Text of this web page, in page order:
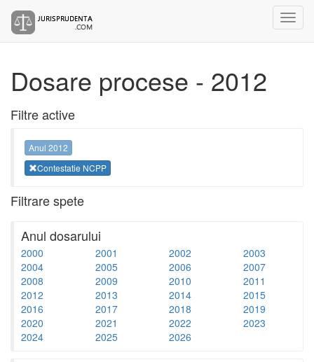
Dosare procese - 2012
Filtre active
Anul 2012
Contestatie NCPP
Filtrare spete
Anul dosarului
2000 2001 2002
2003
2004
2005 2006
2007
2008
2009 2010
2011
2012
2013 2014
2015
2016
2017 2018
2019
2020
2021 2022
2023
2024
2025 2026